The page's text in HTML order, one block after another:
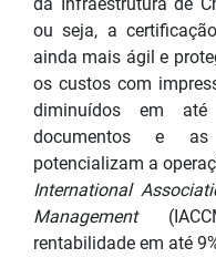
ou seja, a
ainda mais ágil e
os custos com
diminuídos em
documentos e
potencializam a
International
Management
rentabilidade em até